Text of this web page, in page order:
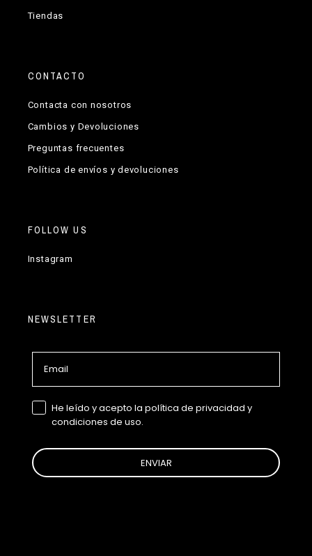
Tiendas
CONTACTO
Contacta con nosotros
Cambios y Devoluciones
Preguntas frecuentes
Política de envíos y devoluciones
FOLLOW US
Instagram
NEWSLETTER
GDPRHe leído y acepto la política de privacidad y
condiciones de uso.
ENVIAR